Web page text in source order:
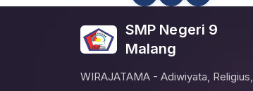
SMP Negeri 9
Malang
WIRAJATAMA - Adiwiyata,